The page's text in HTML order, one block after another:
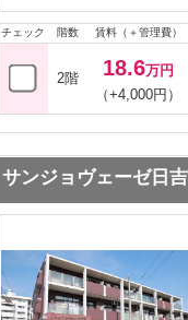
チェック 階数 賃料（＋管理費）
2階 18.6万円
（+4,000円）
サンジョヴェーゼ日吉